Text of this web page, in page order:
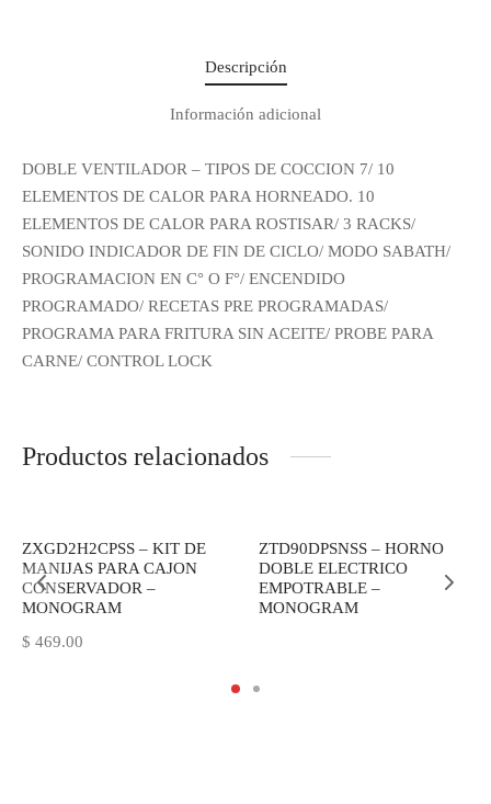
Descripción
Información adicional
DOBLE VENTILADOR – TIPOS DE COCCION 7/ 10
ELEMENTOS DE CALOR PARA HORNEADO. 10
ELEMENTOS DE CALOR PARA ROSTISAR/ 3 RACKS/
SONIDO INDICADOR DE FIN DE CICLO/ MODO SABATH/
PROGRAMACION EN C° O F°/ ENCENDIDO
PROGRAMADO/ RECETAS PRE PROGRAMADAS/
PROGRAMA PARA FRITURA SIN ACEITE/ PROBE PARA
CARNE/ CONTROL LOCK
Productos relacionados
ZXGD2H2CPSS – KIT DE
MANIJAS PARA CAJON
CONSERVADOR –
MONOGRAM
$ 469.00
ZTD90DPSNSS – HORNO
DOBLE ELECTRICO
EMPOTRABLE –
MONOGRAM